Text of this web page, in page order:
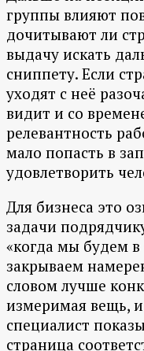
группы влияют
дочитывают ли
выдачу искать
сниппету. Если
уходят с неё
видит и со
релевантность
мало попасть в
удовлетворить
Для бизнеса это
задачи
«когда мы будем в
закрываем
словом лучше
измеримая вещь,
специалист
страница